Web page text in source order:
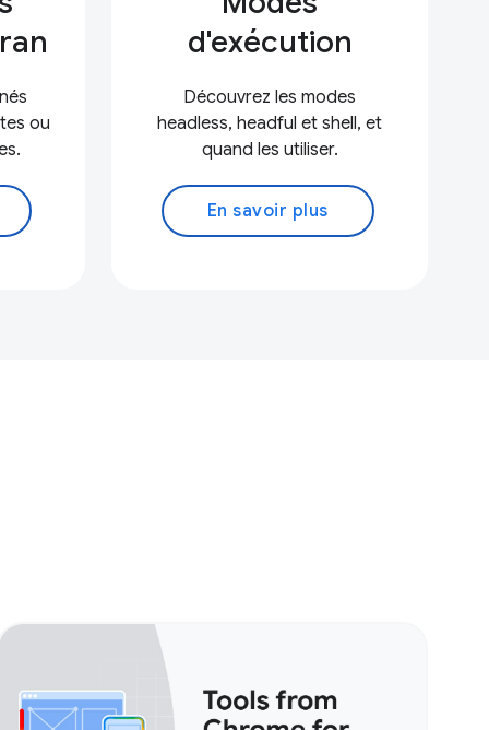
ou
d'exécution
Découvrez les modes
headless, headful et shell, et
quand les utiliser.
En savoir plus